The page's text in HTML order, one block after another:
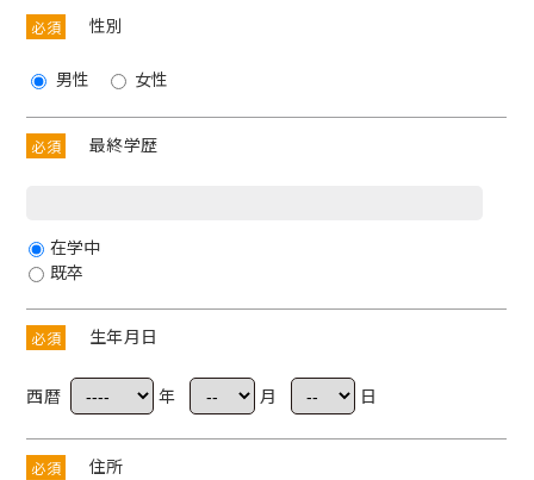
必須 性別
男性 女性
必須 最終学歴
在学中
既卒
必須 生年月日
西暦 年 月 日
必須 住所